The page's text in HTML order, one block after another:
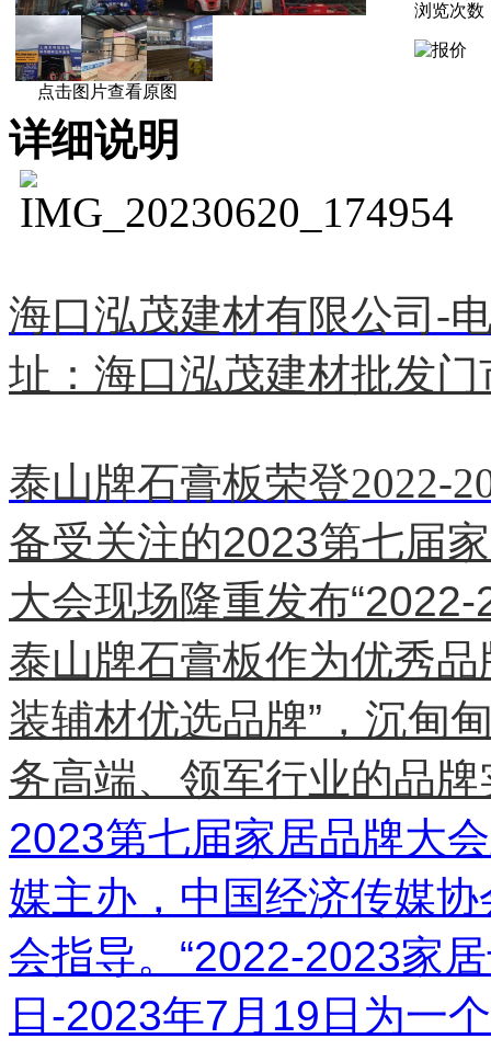
点击图片查看原图
浏览次数
详细说明
海口泓茂建材有限公司-
址：海口泓茂建材批发
泰山牌石膏板荣登2022-
备受关注的2023第七届
大会现场隆重发布
泰山牌石膏板作为优秀
装辅材优选品牌”，沉甸
务高端、领军行业的品牌
2023第七届家居品牌大
媒主办，中国经济传媒
会指导。“2022-2023家
日-2023年7月19日为一